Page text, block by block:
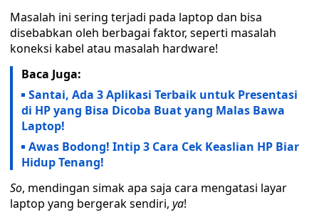
Masalah ini sering terjadi pada laptop dan bisa
disebabkan oleh berbagai faktor, seperti masalah
koneksi kabel atau masalah hardware!
Baca Juga:
Santai, Ada 3 Aplikasi Terbaik untuk Presentasi
di HP yang Bisa Dicoba Buat yang Malas Bawa
Laptop!
Awas Bodong! Intip 3 Cara Cek Keaslian HP Biar
Hidup Tenang!
So, mendingan simak apa saja cara mengatasi layar
laptop yang bergerak sendiri, ya!